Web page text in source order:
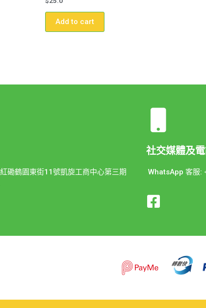
Add to cart
磡鶴園東街11號凱旋工商中心第三期
社交媒體及
WhatsApp 客服: